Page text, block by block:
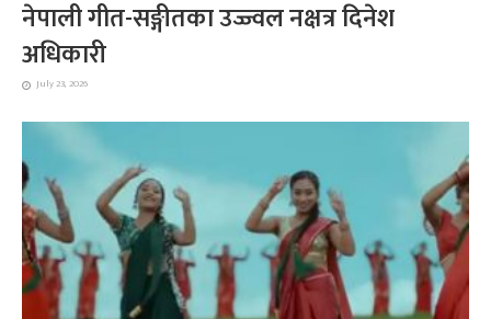
नेपाली गीत-सङ्गीतका उज्ज्वल नक्षत्र दिनेश
अधिकारी
July 23, 2026